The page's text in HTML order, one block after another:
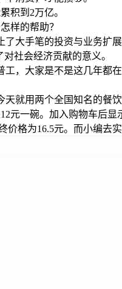
积到2万亿。
样的帮助？
大手笔的投资与业务扩
社会经济贡献的意义。
，大家是不是这几年都
就用两个全国知名的餐
元一碗。加入购物车后
格为16.5元。而小编去